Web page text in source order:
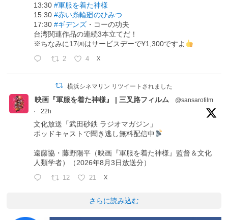
13:30#軍服を着た神様
15:30#赤い糸輪廻のひみつ
17:30#ギデンズ ・コーの功夫
台湾関連作品の連続3本立てだ！
※ちなみに17㈪はサービスデーで¥1,300ですよ
2 4 X
横浜シネマリン リツイートされました
映画『軍服を着た神様』 | 三叉路フィルム
@sansarofilm
·
22h
文化放送「武田砂鉄 ラジオマガジン」
ポッドキャストで聞き逃し無料配信中
遠藤協・藤野陽平（映画『軍服を着た神様』監督＆文化
人類学者）（2026年8月3日放送分）
12 21 X
さらに読み込む